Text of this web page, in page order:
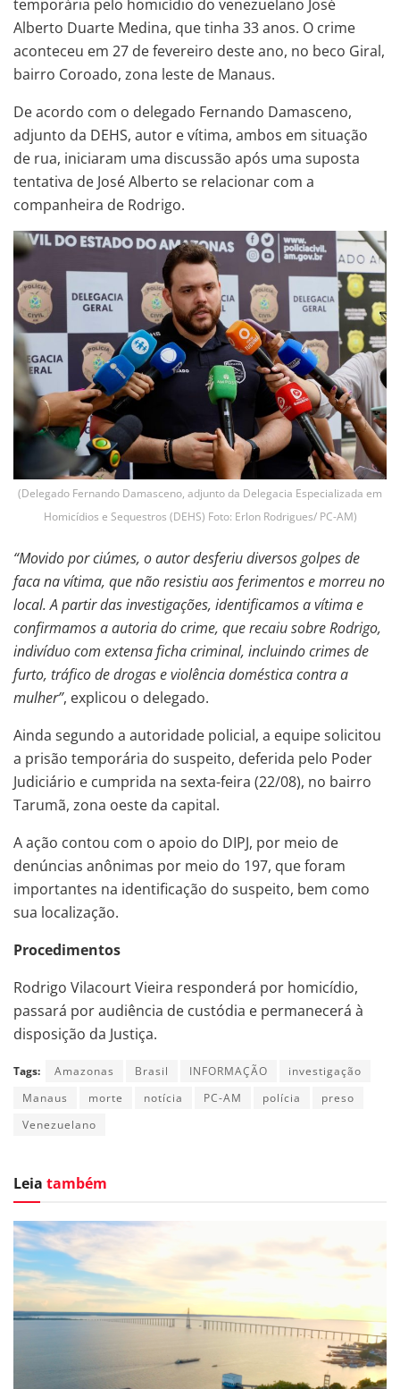
temporária pelo homicídio do venezuelano José
Alberto Duarte Medina, que tinha 33 anos. O crime
aconteceu em 27 de fevereiro deste ano, no beco Giral,
bairro Coroado, zona leste de Manaus.
De acordo com o delegado Fernando Damasceno,
adjunto da DEHS, autor e vítima, ambos em situação
de rua, iniciaram uma discussão após uma suposta
tentativa de José Alberto se relacionar com a
companheira de Rodrigo.
(Delegado Fernando Damasceno, adjunto da Delegacia Especializada em
Homicídios e Sequestros (DEHS) Foto: Erlon Rodrigues/ PC-AM)
“Movido por ciúmes, o autor desferiu diversos golpes de
faca na vítima, que não resistiu aos ferimentos e morreu no
local. A partir das investigações, identificamos a vítima e
confirmamos a autoria do crime, que recaiu sobre Rodrigo,
indivíduo com extensa ficha criminal, incluindo crimes de
furto, tráfico de drogas e violência doméstica contra a
mulher”, explicou o delegado.
Ainda segundo a autoridade policial, a equipe solicitou
a prisão temporária do suspeito, deferida pelo Poder
Judiciário e cumprida na sexta-feira (22/08), no bairro
Tarumã, zona oeste da capital.
A ação contou com o apoio do DIPJ, por meio de
denúncias anônimas por meio do 197, que foram
importantes na identificação do suspeito, bem como
sua localização.
Procedimentos
Rodrigo Vilacourt Vieira responderá por homicídio,
passará por audiência de custódia e permanecerá à
disposição da Justiça.
Tags: Amazonas Brasil INFORMAÇÃO
investigação
Manaus
morte notícia PC-AM polícia
preso
Venezuelano
Leia também